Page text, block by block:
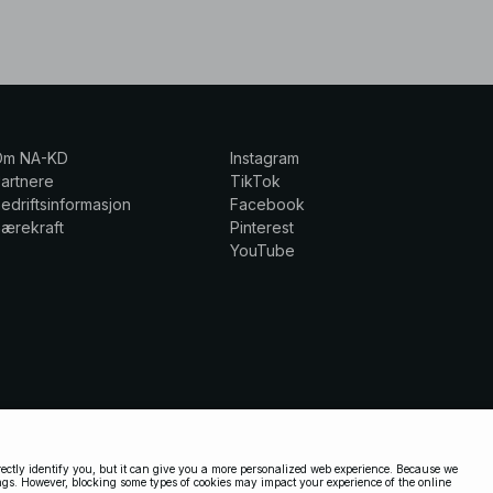
NA-KD
Instagram
TikTok
Facebook
Pinterest
YouTube